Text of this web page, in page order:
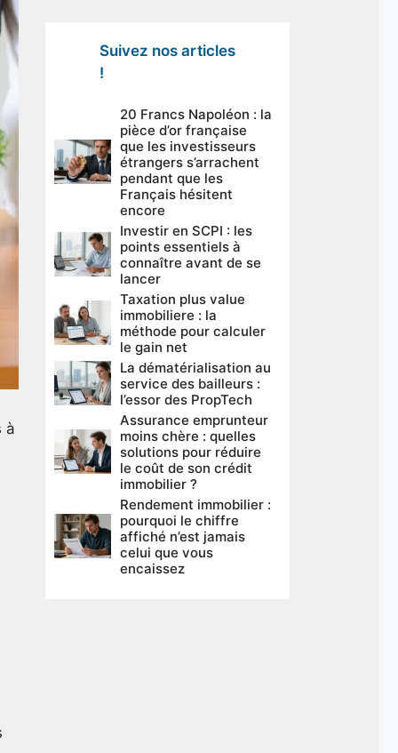
à
Suivez nos articles
!
20 Francs Napoléon : la
pièce d’or française
que les investisseurs
étrangers s’arrachent
pendant que les
Français hésitent
encore
Investir en SCPI : les
points essentiels à
connaître avant de se
lancer
Taxation plus value
immobiliere : la
méthode pour calculer
le gain net
La dématérialisation au
service des bailleurs :
l’essor des PropTech
Assurance emprunteur
moins chère : quelles
solutions pour réduire
le coût de son crédit
immobilier ?
Rendement immobilier :
pourquoi le chiffre
affiché n’est jamais
celui que vous
encaissez